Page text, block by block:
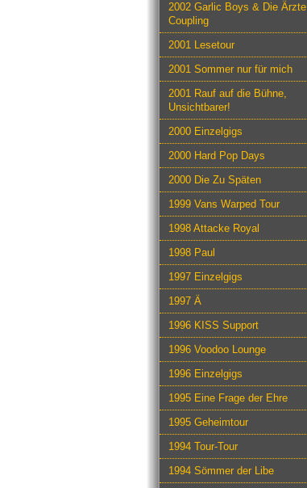
2002 Garlic Boys & Die Ärzte
Coupling
2001 Lesetour
2001 Sommer nur für mich
2001 Rauf auf die Bühne,
Unsichtbarer!
2000 Einzelgigs
2000 Hard Pop Days
2000 Die Zu Späten
1999 Vans Warped Tour
1998 Attacke Royal
1998 Paul
1997 Einzelgigs
1997 Ä
1996 KISS Support
1996 Voodoo Lounge
1996 Einzelgigs
1995 Eine Frage der Ehre
1995 Geheimtour
1994 Tour-Tour
1994 Sömmer der Libe